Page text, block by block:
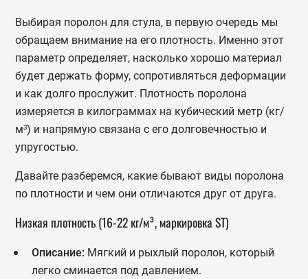
Выбирая поролон для стула, в первую очередь мы
обращаем внимание на его плотность. Именно этот
параметр определяет, насколько хорошо материал
будет держать форму, сопротивляться деформации
и как долго прослужит. Плотность поролона
измеряется в килограммах на кубический метр (кг/
м³) и напрямую связана с его долговечностью и
упругостью.
Давайте разберемся, какие бывают виды поролона
по плотности и чем они отличаются друг от друга.
Низкая плотность (16-22 кг/м³, маркировка ST)
Описание: Мягкий и рыхлый поролон, который
легко сминается под давлением.